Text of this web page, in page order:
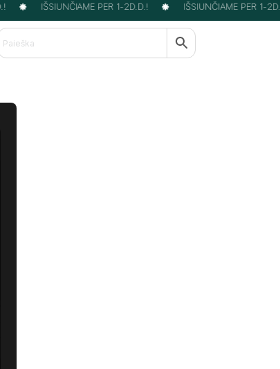
IŠSIUNČIAME PER 1-2D.D.! IŠSIUNČIAME PER 1-